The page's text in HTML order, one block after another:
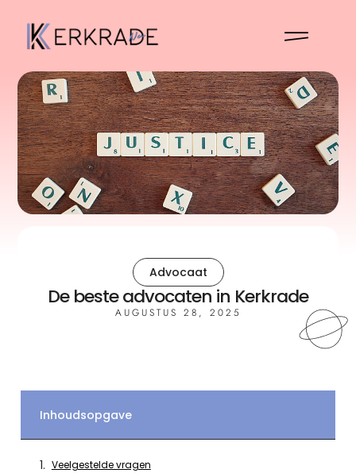
Advocaat
De beste advocaten in Kerkrade
AUGUSTUS 28, 2025
Inhoudsopgave
Veelgestelde vragen